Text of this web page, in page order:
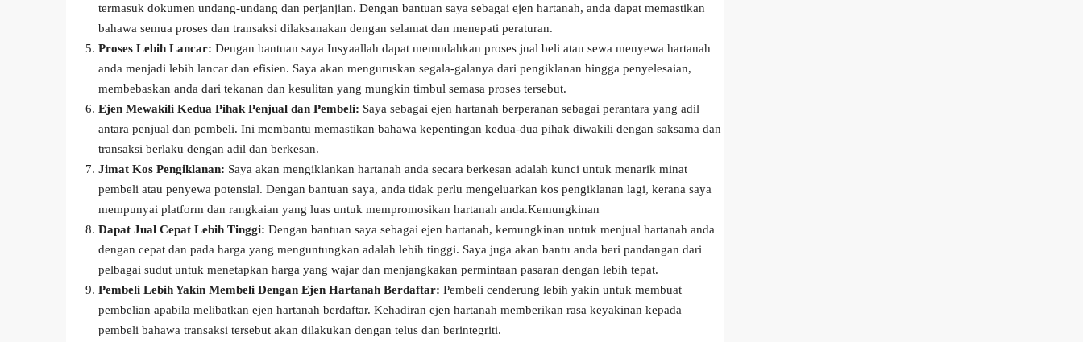
termasuk dokumen undang-undang dan perjanjian. Dengan bantuan saya sebagai ejen hartanah, anda dapat memastikan
bahawa semua proses dan transaksi dilaksanakan dengan selamat dan menepati peraturan.
Proses Lebih Lancar: Dengan bantuan saya Insyaallah dapat memudahkan proses jual beli atau sewa menyewa hartanah
anda menjadi lebih lancar dan efisien. Saya akan menguruskan segala-galanya dari pengiklanan hingga penyelesaian,
membebaskan anda dari tekanan dan kesulitan yang mungkin timbul semasa proses tersebut.
Ejen Mewakili Kedua Pihak Penjual dan Pembeli: Saya sebagai ejen hartanah berperanan sebagai perantara yang adil
antara penjual dan pembeli. Ini membantu memastikan bahawa kepentingan kedua-dua pihak diwakili dengan saksama dan
transaksi berlaku dengan adil dan berkesan.
Jimat Kos Pengiklanan: Saya akan mengiklankan hartanah anda secara berkesan adalah kunci untuk menarik minat
pembeli atau penyewa potensial. Dengan bantuan saya, anda tidak perlu mengeluarkan kos pengiklanan lagi, kerana saya
mempunyai platform dan rangkaian yang luas untuk mempromosikan hartanah anda.Kemungkinan
Dapat Jual Cepat Lebih Tinggi: Dengan bantuan saya sebagai ejen hartanah, kemungkinan untuk menjual hartanah anda
dengan cepat dan pada harga yang menguntungkan adalah lebih tinggi. Saya juga akan bantu anda beri pandangan dari
pelbagai sudut untuk menetapkan harga yang wajar dan menjangkakan permintaan pasaran dengan lebih tepat.
Pembeli Lebih Yakin Membeli Dengan Ejen Hartanah Berdaftar: Pembeli cenderung lebih yakin untuk membuat
pembelian apabila melibatkan ejen hartanah berdaftar. Kehadiran ejen hartanah memberikan rasa keyakinan kepada
pembeli bahawa transaksi tersebut akan dilakukan dengan telus dan berintegriti.